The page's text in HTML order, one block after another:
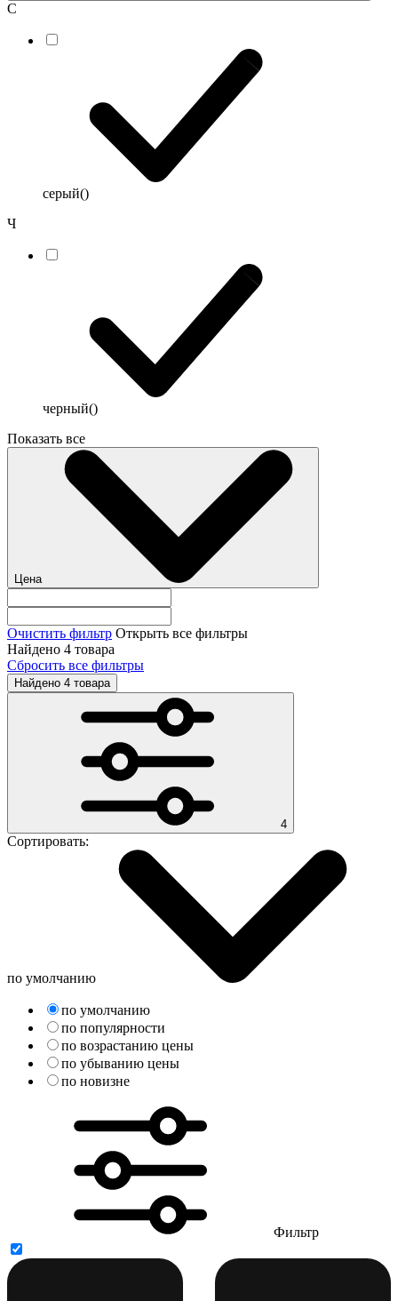
С
серый()
Ч
черный()
Показать все
Цена
Очистить фильтр Открыть все фильтры
Найдено 4 товара
Сбросить все фильтры
Найдено 4 товара
4
Сортировать:
по умолчанию
по умолчанию
по популярности
по возрастанию цены
по убыванию цены
по новизне
Фильтр